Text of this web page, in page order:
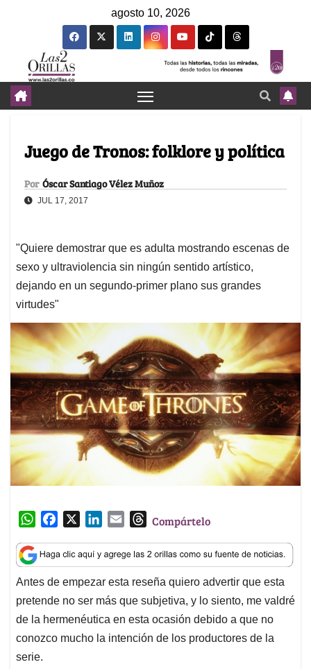
agosto 10, 2026
Juego de Tronos: folklore y política
Por Óscar Santiago Vélez Muñoz
JUL 17, 2017
"Quiere demostrar que es adulta mostrando escenas de
sexo y ultraviolencia sin ningún sentido artístico,
dejando en un segundo-primer plano sus grandes
virtudes"
W
a
t
s
A
p
p
c
e
b
o
o
k
n
k
e
d
I
n
a
i
l
T
r
e
a
d
s
Compártelo
Antes de empezar esta reseña quiero advertir que esta
pretende no ser más que subjetiva, y lo siento, me valdré
de la hermenéutica en esta ocasión debido a que no
conozco mucho la intención de los productores de la
serie.